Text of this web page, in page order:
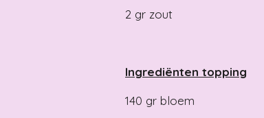
2 gr zout
Ingrediënten topping
140 gr bloem